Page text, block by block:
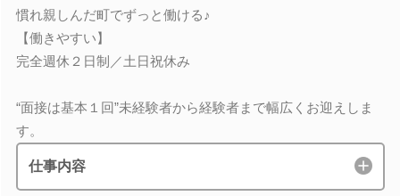
慣れ親しんだ町でずっと働ける♪
【働きやすい】
完全週休２日制／土日祝休み
“面接は基本１回”未経験者から経験者まで幅広くお迎えしま
す。
仕事内容